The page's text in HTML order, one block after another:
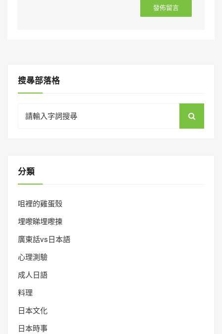
搜㝷部落格
for:
分類
咀裡的雞蛋殼
埋嚟睇埋嚟揀
廣東話vs日本語
心理測驗
成人日語
料理
日本文化
日本時事